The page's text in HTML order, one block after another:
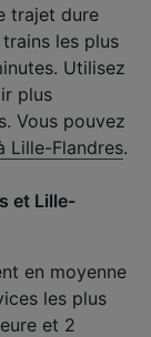
trajet dure
les plus
Utilisez
plus
Vous pouvez
Lille-Flandres.
et Lille-
en moyenne
les plus
et 2